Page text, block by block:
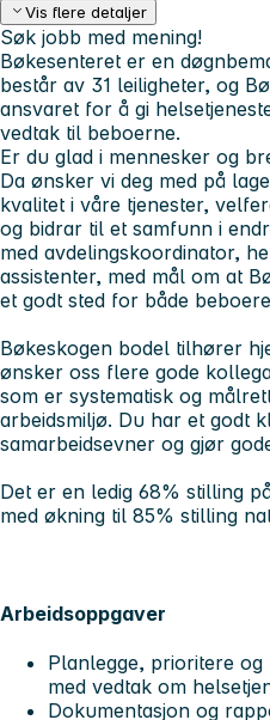
Vis flere detaljer
Søk jobb med mening!
Bøkesenteret er en
består av 31 leiligheter, og
ansvaret for å gi
vedtak til beboerne.
Er du glad i mennesker og
Da ønsker vi deg med på
kvalitet i våre tjenester,
og bidrar til et samfunn i
med avdelingskoordinator,
assistenter, med mål om at
et godt sted for både
Bøkeskogen bodel tilhører
ønsker oss flere gode
som er systematisk og
arbeidsmiljø. Du har et godt
samarbeidsevner og gjør
Det er en ledig 68% stilling
med økning til 85% stilling
Arbeidsoppgaver
Planlegge, prioritere
med vedtak om
Dokumentasjon og